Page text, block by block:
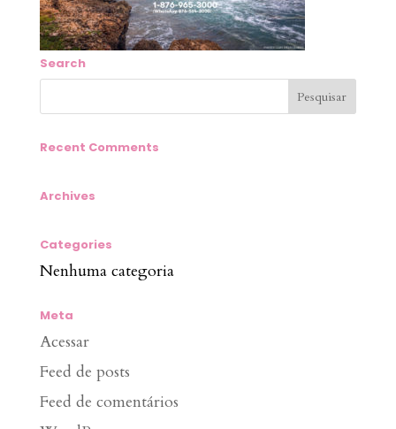
Search
Recent Comments
Archives
Categories
Nenhuma categoria
Meta
Acessar
Feed de posts
Feed de comentários